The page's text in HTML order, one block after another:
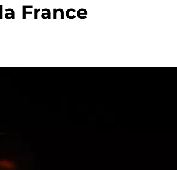
France